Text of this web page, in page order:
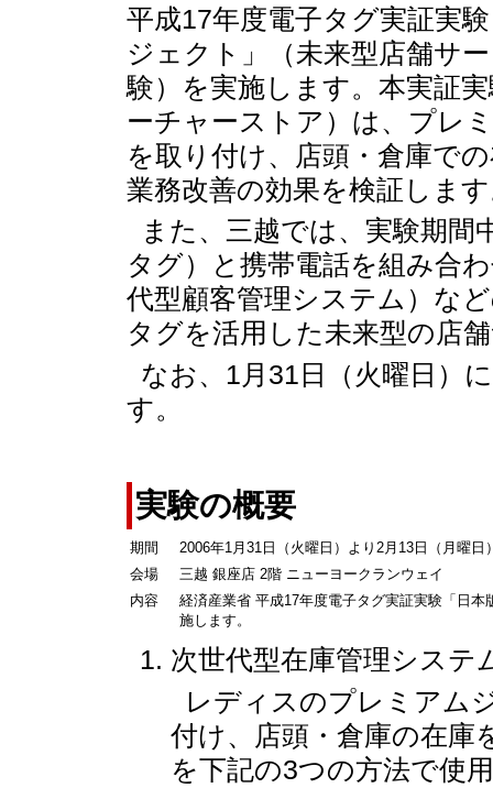
平成17年度電子タグ実証実
ジェクト」（未来型店舗サ
験）を実施します。本実証
ーチャーストア）は、プレ
を取り付け、店頭・倉庫で
業務改善の効果を検証しま
また、三越では、実験期間
タグ）と携帯電話を組み合
代型顧客管理システム）な
タグを活用した未来型の店
なお、1月31日（火曜日）
す。
実験の概要
期間
2006年1月31日（火曜日）より2月13日（月曜日
会場
三越 銀座店 2階 ニューヨークランウェイ
内容
経済産業省 平成17年度電子タグ実証実験「日
施します。
次世代型在庫管理システ
レディスのプレミアム
付け、店頭・倉庫の在庫
を下記の3つの方法で使